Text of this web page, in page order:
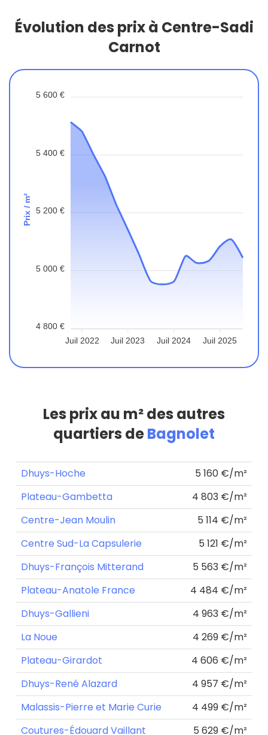
Évolution des prix à Centre-Sadi
Carnot
5 600 €
5 400 €
5 200 €
5 000 €
4 800 €
Prix / m²
Juil 2022 Juil 2023 Juil 2024 Juil 2025
Les prix au m² des autres
quartiers deBagnolet
Dhuys-Hoche
5 160 €/m²
Plateau-Gambetta
4 803 €/m²
Centre-Jean Moulin
5 114 €/m²
Centre Sud-La Capsulerie
5 121 €/m²
Dhuys-François Mitterand
5 563 €/m²
Plateau-Anatole France
4 484 €/m²
Dhuys-Gallieni
4 963 €/m²
La Noue
4 269 €/m²
Plateau-Girardot
4 606 €/m²
Dhuys-René Alazard
4 957 €/m²
Malassis-Pierre et Marie Curie
4 499 €/m²
Coutures-Édouard Vaillant
5 629 €/m²